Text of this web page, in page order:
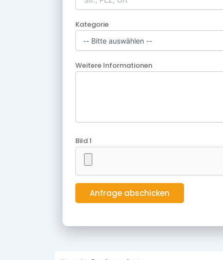
Kategorie
Weitere Informationen
Bild 1